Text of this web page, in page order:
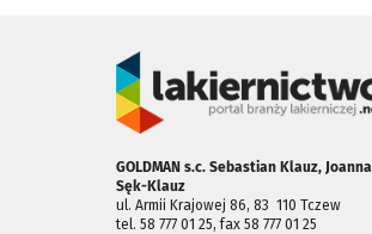
GOLDMAN s.c. Sebastian Klauz, Joanna
Sęk-Klauz
ul. Armii Krajowej 86, 83 ­ 110 Tczew
tel. 58 777 01 25, fax 58 777 01 25